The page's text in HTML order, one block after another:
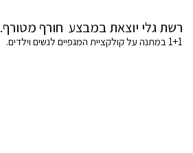
רשת גלי יוצאת במבצע חורף מטורף.
1+1 במתנה על קולקציית המגפיים לנשים וילדים.